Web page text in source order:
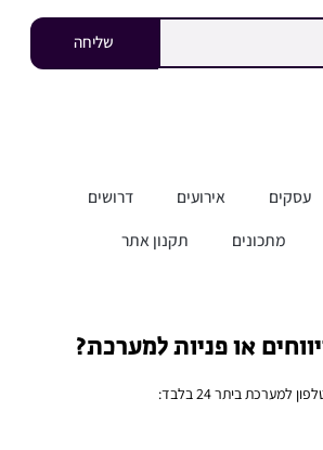
שליחה
עסקים אירועים
דרושים
מתכונים תקנון אתר
או פניות למערכת?
למערכת ביתר 24 בלבד: